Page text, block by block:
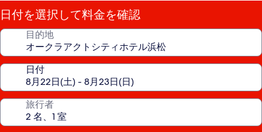
泊
施
設
日付を選択して料金を確認
目的地
日付
旅行者